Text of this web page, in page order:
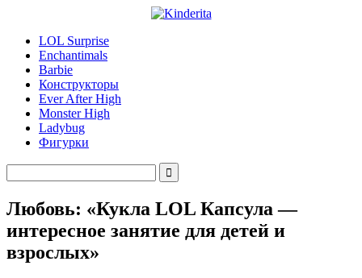
LOL Surprise
Enchantimals
Barbie
Конструкторы
Ever After High
Monster High
Ladybug
Фигурки
Любовь: «Кукла LOL Капсула —
интересное занятие для детей и
взрослых»